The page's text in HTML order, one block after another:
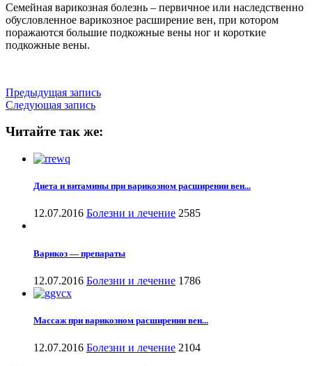
Семейная варикозная болезнь – первичное или наследственно
обусловленное варикозное расширение вен, при котором
поражаются большие подкожные вены ног и короткие
подкожные вены.
Предыдущая запись
Следующая запись
Читайте так же:
Диета и витамины при варикозном расширении вен...
12.07.2016 Болезни и лечение 2585
Варикоз — препараты
12.07.2016 Болезни и лечение 1786
Массаж при варикозном расширении вен...
12.07.2016 Болезни и лечение 2104